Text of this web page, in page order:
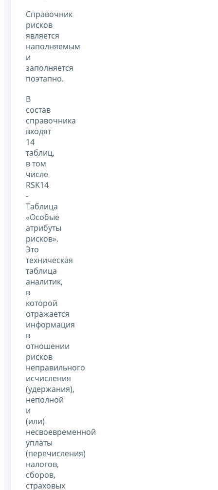
Справочник
рисков
является
наполняемым
и
заполняется
поэтапно.
В
состав
справочника
входят
14
таблиц,
в том
числе
RSK14
-
Таблица
«Особые
атрибуты
рисков».
Это
техническая
таблица
аналитик,
в
которой
отражается
информация
в
отношении
рисков
неправильного
исчисления
(удержания),
неполной
и
(или)
несвоевременной
уплаты
(перечисления)
налогов,
сборов,
страховых